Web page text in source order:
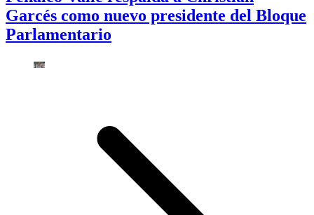
Garcés como nuevo presidente del Bloque
Parlamentario